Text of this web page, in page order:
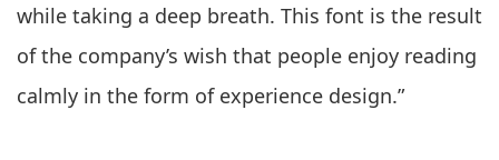
while taking a deep breath. This font is the result
of the company’s wish that people enjoy reading
calmly in the form of experience design.”